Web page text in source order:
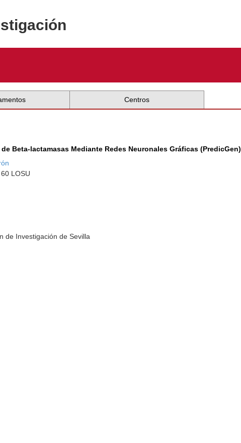
Centros
Beta-lactamasas Mediante Redes Neuronales Gráficas (PredicGen)
LOSU
de Investigación de Sevilla